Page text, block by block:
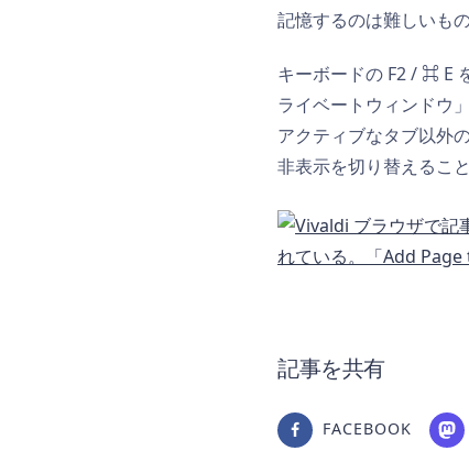
記憶するのは難しいも
キーボードの F2 / ⌘ E
ライベートウィンドウ
アクティブなタブ以外
非表示を切り替えるこ
記事を共有
FACEBOOK